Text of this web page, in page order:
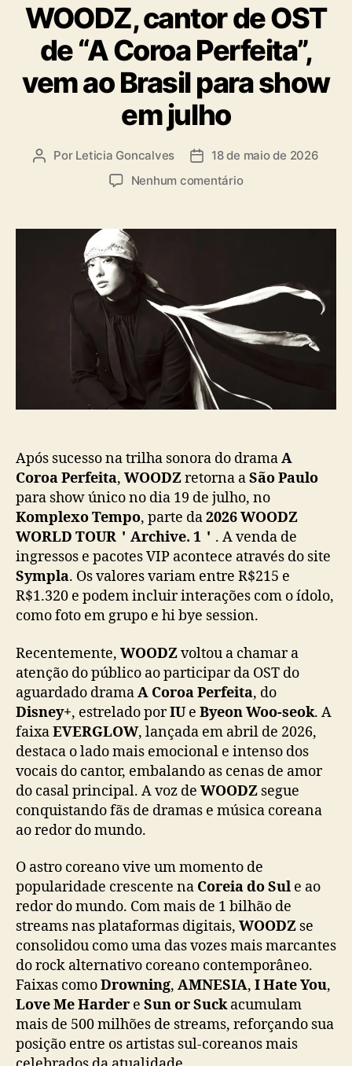
t
e
g
o
r
i
a
WOODZ, cantor de OST
de “A Coroa Perfeita”,
vem ao Brasil para show
em julho
A
r
Por Leticia Goncalves
D
d
l
c
a
ç
ã
18 de maio de 2026
Nenhum comentárioe
O
,
a
O
S
T
d
e
“
A
C
o
r
a
e
r
f
e
i
t
a
”
,
m
a
o
B
r
i
l
p
a
Após sucesso na trilha sonora do dramaA
Coroa Perfeita, WOODZretorna aSão Paulo
para show único no dia 19 de julho, no
Komplexo Tempo, parte da2026 WOODZ
WORLD TOUR＇Archive. 1＇ . A venda de
ingressos e pacotes VIP acontece através do site
Sympla. Os valores variam entre R$215 e
R$1.320 e podem incluir interações com o ídolo,
como foto em grupo e hi bye session.
Recentemente, WOODZvoltou a chamar a
atenção do público ao participar da OST do
aguardado dramaA Coroa Perfeita, do
Disney+, estrelado porIUe Byeon Woo-seok. A
faixaEVERGLOW, lançada em abril de 2026,
destaca o lado mais emocional e intenso dos
vocais do cantor, embalando as cenas de amor
do casal principal. A voz de WOODZ segue
conquistando fãs de dramas e música coreana
ao redor do mundo.
O astro coreano vive um momento de
popularidade crescente na Coreia do Sul e ao
redor do mundo. Com mais de 1 bilhão de
streams nas plataformas digitais, WOODZ se
consolidou como uma das vozes mais marcantes
do rock alternativo coreano contemporâneo.
Faixas comoDrowning, AMNESIA, I Hate You,
Love Me Harder e Sun or Suckacumulam
mais de 500 milhões de streams, reforçando sua
posição entre os artistas sul-coreanos mais